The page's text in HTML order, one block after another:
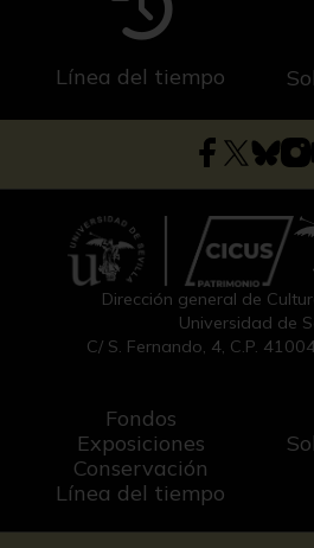
Línea del tiempo
Dirección general de
Universidad de
C/ S. Fernando, 4, C.P.
Fondos
Exposiciones
Conservación
Línea del tiempo